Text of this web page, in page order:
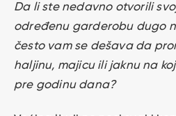
Da li ste nedavno otvorili
određenu garderobu dugo
često vam se dešava da
haljinu, majicu ili jaknu na
pre godinu dana?